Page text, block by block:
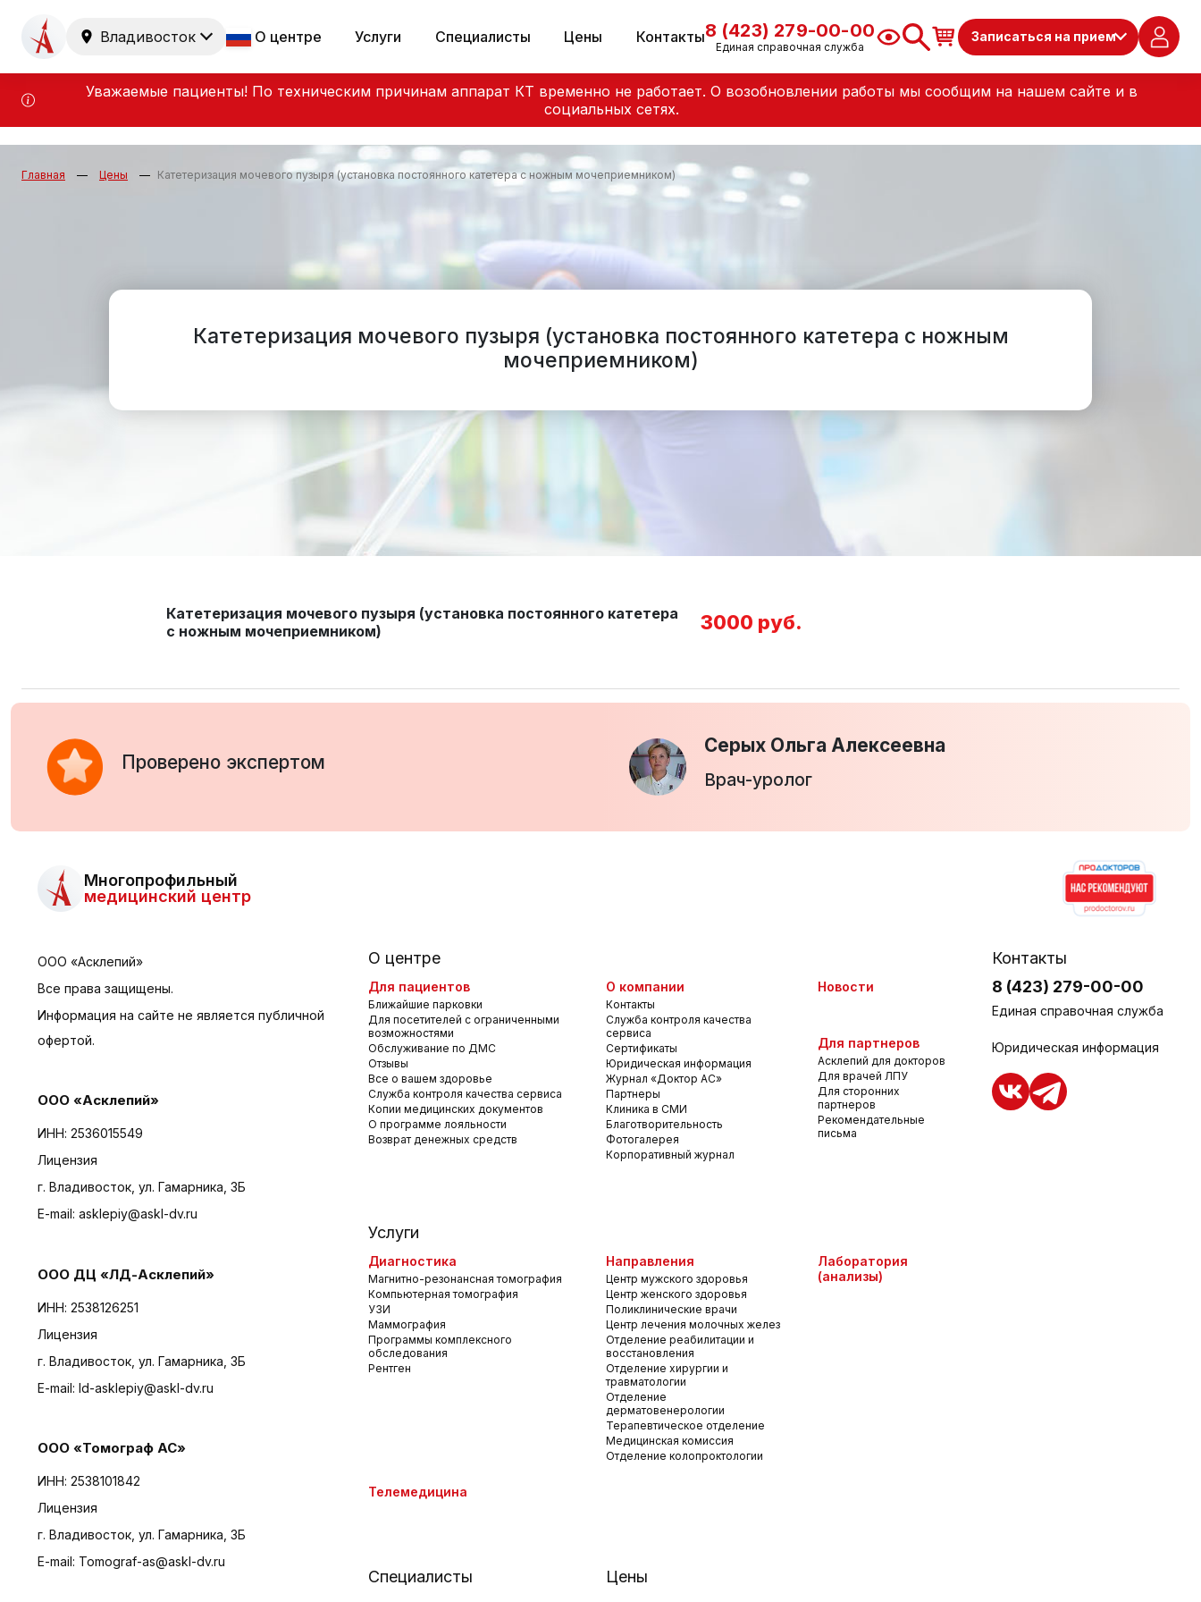
Уважаемые пациенты! По техническим причинам аппарат КТ временно не работает. О возобновлении работы мы сообщим на нашем сайте и в
социальных сетях.
Владивосток О центре Услуги Специалисты Цены Контакты8 (423) 279-00-00
Единая справочная служба
Записаться на прием
Главная Цены Катетеризация мочевого пузыря (установка постоянного катетера с ножным мочеприемником)
Катетеризация мочевого пузыря (установка постоянного катетера с ножным
мочеприемником)
Катетеризация мочевого пузыря (установка постоянного катетера
с ножным мочеприемником)
3000 руб.
Проверено экспертом
Серых Ольга Алексеевна
Врач-уролог
Многопрофильный
медицинский центр
ООО «Асклепий»
Все права защищены.
Информация на сайте не является публичной
офертой.
ООО «Асклепий»
ИНН: 2536015549
Лицензия
г. Владивосток, ул. Гамарника, 3Б
E-mail: asklepiy@askl-dv.ru
ООО ДЦ «ЛД-Асклепий»
ИНН: 2538126251
Лицензия
г. Владивосток, ул. Гамарника, 3Б
E-mail: ld-asklepiy@askl-dv.ru
ООО «Томограф АС»
ИНН: 2538101842
Лицензия
г. Владивосток, ул. Гамарника, 3Б
E-mail: Tomograf-as@askl-dv.ru
О центре
Для пациентов
Ближайшие парковки
Для посетителей с ограниченными
возможностями
Обслуживание по ДМС
Отзывы
Все о вашем здоровье
Служба контроля качества сервиса
Копии медицинских документов
О программе лояльности
Возврат денежных средств
О компании
Контакты
Служба контроля качества
сервиса
Сертификаты
Юридическая информация
Журнал «Доктор АС»
Партнеры
Клиника в СМИ
Благотворительность
Фотогалерея
Корпоративный журнал
Новости
Для партнеров
Асклепий для докторов
Для врачей ЛПУ
Для сторонних
партнеров
Рекомендательные
письма
Услуги
Диагностика
Магнитно-резонансная томография
Компьютерная томография
УЗИ
Маммография
Программы комплексного
обследования
Рентген
Направления
Центр мужского здоровья
Центр женского здоровья
Поликлинические врачи
Центр лечения молочных желез
Отделение реабилитации и
восстановления
Отделение хирургии и
травматологии
Отделение
дерматовенерологии
Терапевтическое отделение
Медицинская комиссия
Отделение колопроктологии
Лаборатория
(анализы)
Телемедицина
Специалисты Цены
Контакты
8 (423) 279-00-00
Единая справочная служба
Юридическая информация